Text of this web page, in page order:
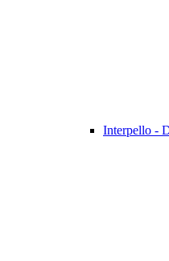
Interpello -